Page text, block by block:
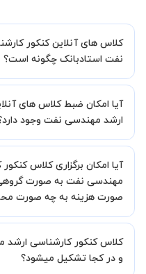
کلاس های آنلاین کنکور
نفت استادبانک چگونه است؟
شما میدهیم که استاد شما پیش از
یک کلاس آنلاین با کیفیت و مفید
آیا امکان ضبط کلاس های
ارشد مهندسی نفت وجود
کنید.
آیا امکان برگزاری کلاس
مهندسی نفت به صورت گروهی
صورت هزینه به چه صورت
خصوصی هستند اما در صورتیکه
یا آشنایان خود به صورت گروهی
کلاس کنکور کارشناسی
و در کجا تشکیل میشود؟